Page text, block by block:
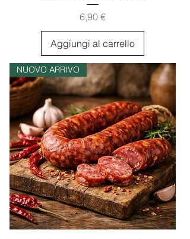
Prezzo
6,90 €
Aggiungi al carrello
NUOVO ARRIVO